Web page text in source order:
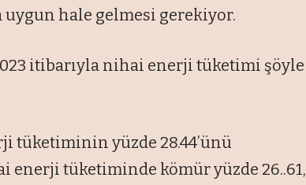
hale gelmesi gerekiyor.
itibarıyla nihai enerji tüketimi şöyle
tüketiminin yüzde 28.44’ünü
enerji tüketiminde kömür yüzde 26..61,